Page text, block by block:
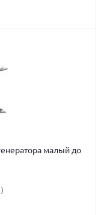
малый до